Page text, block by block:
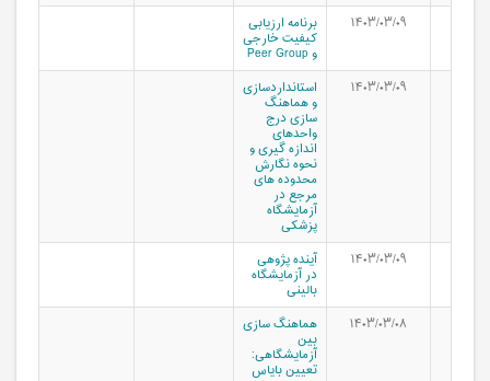
۱۴۰۳/۰۳/۰۹
برنامه ارزیابی
کیفیت خارجی
و Peer Group
۱۴۰۳/۰۳/۰۹
استانداردسازی
و هماهنگ
سازی درج
واحدهای
اندازه گیری و
نحوه نگارش
محدوده های
مرجع در
آزمایشگاه
پزشکی
۱۴۰۳/۰۳/۰۹
آینده پژوهی
در آزمایشگاه
بالینی
۱۴۰۳/۰۳/۰۸
هماهنگ سازی
بین
آزمایشگاهی:
تعیین بایاس